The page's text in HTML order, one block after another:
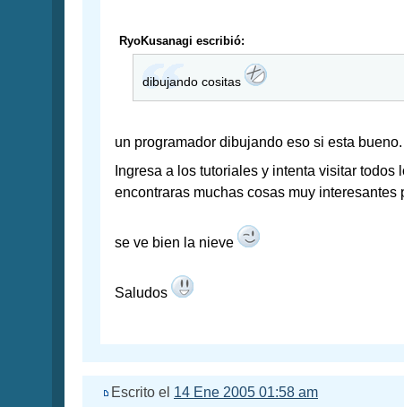
RyoKusanagi escribió:
dibujando cositas
un programador dibujando eso si esta bueno.
Ingresa a los tutoriales y intenta visitar todos
encontraras muchas cosas muy interesantes
se ve bien la nieve
Saludos
Escrito el 14 Ene 2005 01:58 am